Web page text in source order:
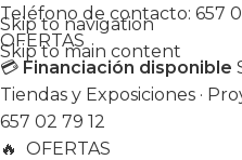
Skip to navigation
Skip to main content
Teléfono de contacto: 657
OFERTAS
💳 Financiación disponible
Tiendas y Exposiciones ·
657 02 79 12
🔥 OFERTAS